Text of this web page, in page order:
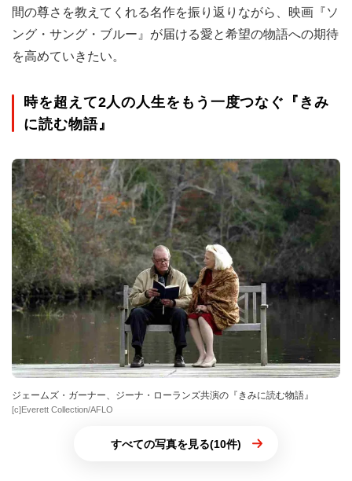
間の尊さを教えてくれる名作を振り返りながら、映画『ソ
ング・サング・ブルー』が届ける愛と希望の物語への期待
を高めていきたい。
時を超えて2人の人生をもう一度つなぐ『きみ
に読む物語』
ジェームズ・ガーナー、ジーナ・ローランズ共演の『きみに読む物語』
[c]Everett Collection/AFLO
すべての写真を見る(10件)